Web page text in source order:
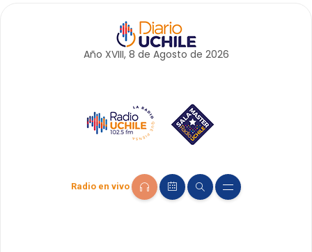
Año XVIII, 8 de Agosto de 2026
Radio en vivo